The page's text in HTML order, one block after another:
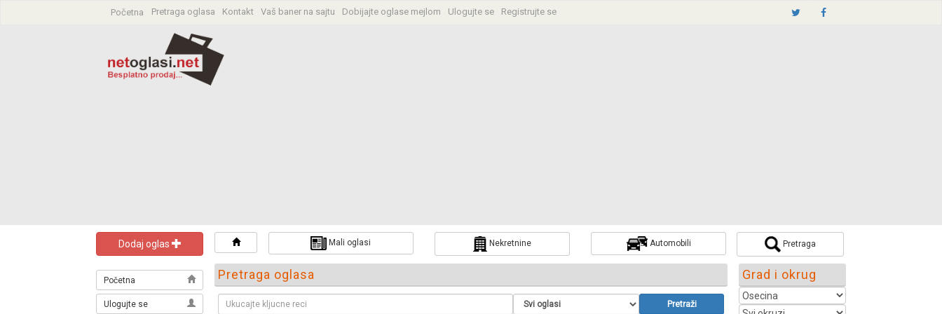
Početna Pretraga oglasa Kontakt Vaš baner na sajtu Dobijajte oglase mejlom Ulogujte se Registrujte se
Dodaj oglas
Početna
Ulogujte se
Mali oglasi Nekretnine Automobili Pretraga
Pretraga oglasa
Pretraži
Grad i okrug